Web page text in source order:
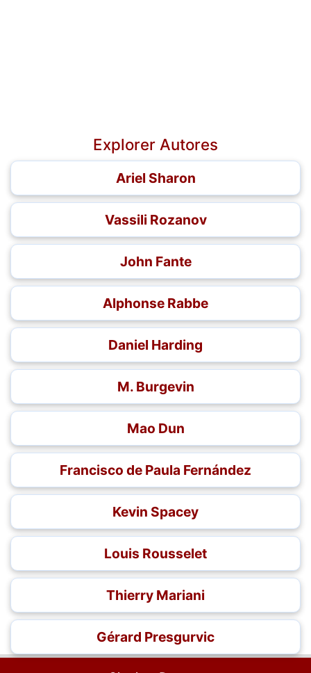
Explorer Autores
Ariel Sharon
Vassili Rozanov
John Fante
Alphonse Rabbe
Daniel Harding
M. Burgevin
Mao Dun
Francisco de Paula Fernández
Kevin Spacey
Louis Rousselet
Thierry Mariani
Gérard Presgurvic